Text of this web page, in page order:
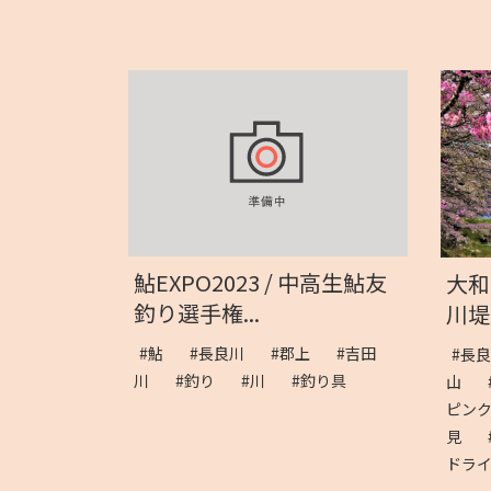
鮎EXPO2023 / 中高生鮎友
釣り選手権...
#鮎 #長良川 #郡上
#吉田
川
#釣り #川 #釣り具
大
川
#長
山
ピ
見
ドラ